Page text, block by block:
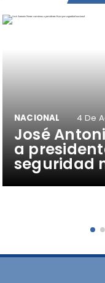
José
a
seguridad
NACIONAL 4 De